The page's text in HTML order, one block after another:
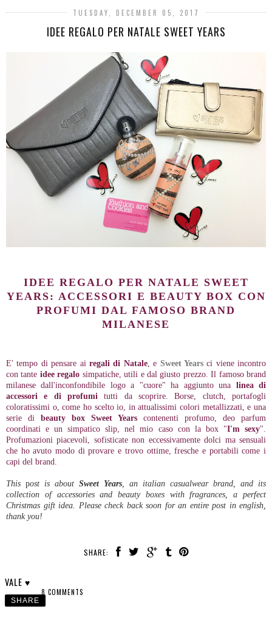
TUESDAY, DECEMBER 05, 2017
IDEE REGALO PER NATALE SWEET YEARS
IDEE REGALO PER NATALE SWEET
YEARS: ACCESSORI E BEAUTY BOX CON
PROFUMI DAL FAMOSO BRAND
MILANESE
E' tempo di pensare ai regali di Natale, e Sweet Yearsci viene incontro
con tante idee regalo simpatiche, utili e dal giusto prezzo. Il famoso brand
milanese dall'inconfondibile logo a "cuore" ha aggiunto una linea di
accessori e di profumi tutti da scoprire. Borse, clutch, portafogli
coloratissimi o, come ho scelto io, in attualissimi colori metallizzati, e una
serie di beauty box Sweet Years contenenti profumo, deo parfum
coordinati e un simpatico slip, nel mio caso con la box "I'm sexy".
Profumazioni piacevoli, sofisticate non eccessivamente dolci ma sensuali
che ho avuto modo di provare e trovo ottime, fresche e portabili come i
capi del brand.
This post is about Sweet Years, an italian casualwear brand, and its
collection of accessories and beauty boxes with fragrances, a perfect
Christmas gift idea. Please check back soon for an entire post in english,
thank you!
SHARE:
VALE ♥
8 COMMENTS
SHARE